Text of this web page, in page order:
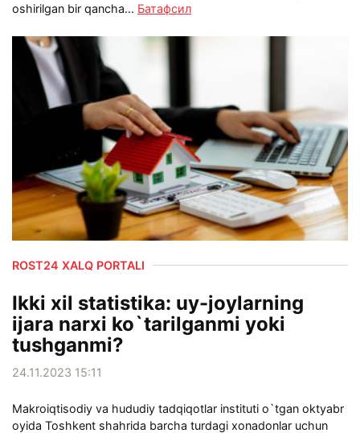
oshirilgan bir qancha... Батафсил
ROST24 XALQ PORTALI
Ikki xil statistika: uy-joylarning
ijara narxi ko`tarilganmi yoki
tushganmi?
24.11.2023 15:11
Makroiqtisodiy va hududiy tadqiqotlar instituti o`tgan oktyabr
oyida Toshkent shahrida barcha turdagi xonadonlar uchun